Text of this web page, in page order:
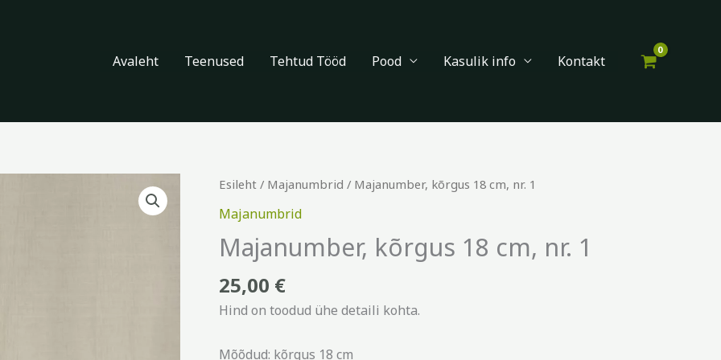
Avaleht Teenused Tehtud Tööd Pood Kasulik info Kontakt
Esileht / Majanumbrid / Majanumber, kõrgus 18 cm, nr. 1
Majanumbrid
Majanumber, kõrgus 18 cm, nr. 1
25,00 €
Hind on toodud ühe detaili kohta.
Mõõdud: kõrgus 18 cm
Majanumber,
kõrgus
cm,
1
kogus